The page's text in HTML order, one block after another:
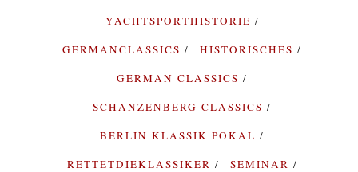
YACHTSPORTHISTORIE
GERMANCLASSICS
HISTORISCHES
GERMAN CLASSICS
SCHANZENBERG CLASSICS
BERLIN KLASSIK POKAL
RETTETDIEKLASSIKER
SEMINAR